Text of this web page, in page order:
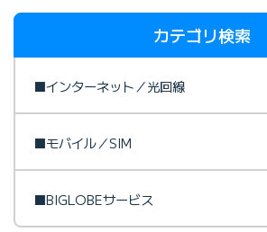
カテゴリ検索
■インターネット／光回線
■モバイル／SIM
■BIGLOBEサービス